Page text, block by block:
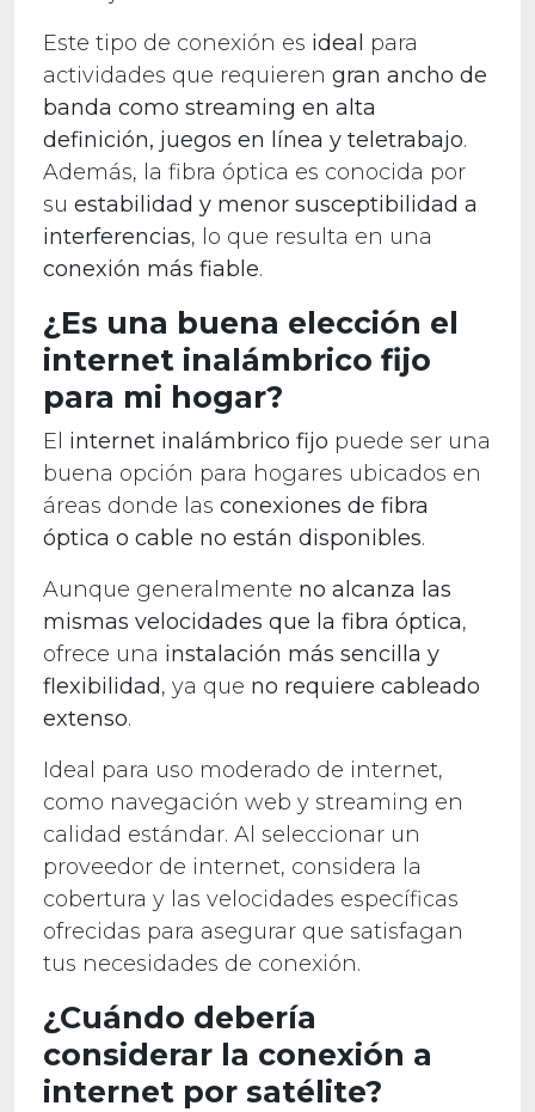
Este tipo de conexión es ideal
para
actividades que requieren gran ancho de
banda como streaming en alta
definición, juegos en línea y teletrabajo.
Además, la fibra óptica es conocida por
su estabilidad y menor susceptibilidad a
interferencias, lo que resulta en una
conexión más fiable.
¿Es una buena elección el
internet inalámbrico fijo
para mi hogar?
El internet inalámbrico fijo puede ser una
buena opción para hogares ubicados en
áreas donde las conexiones de fibra
óptica o cable no están disponibles.
Aunque generalmente no alcanza las
mismas velocidades que la fibra óptica,
ofrece una instalación más sencilla y
flexibilidad, ya que no requiere cableado
extenso.
Ideal para uso moderado de internet,
como navegación web y streaming en
calidad estándar. Al seleccionar un
proveedor de internet, considera la
cobertura y las velocidades específicas
ofrecidas para asegurar que satisfagan
tus necesidades de conexión.
¿Cuándo debería
considerar la conexión a
internet por satélite?